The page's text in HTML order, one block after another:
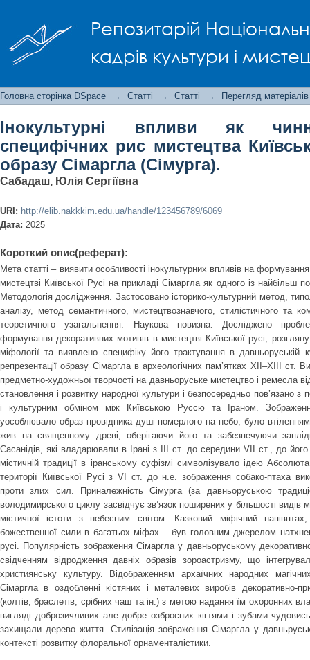
Репозитарій
кадрів культури і
Київської Русі: семантика образу
Головна сторінка DSpace → Статті → Статті → Перегляд матеріалів
Інокультурні впливи як
специфічних рис мистецтва
образу Сімаргла (Сімурга).
Сабадаш, Юлія Сергіївна
URI: http://elib.nakkkim.edu.ua/handle/123456789/6069
Дата: 2025
Короткий опис(реферат):
Мета статті – виявити особливості інокультурних впливів на
мистецтві Київської Русі на прикладі Сімаргла як одного із найбільш
Методологія дослідження. Застосовано історико-культурний метод,
аналізу, метод семантичного, мистецтвознавчого, стилістичного та
теоретичного узагальнення. Наукова новизна. Досліджено
формування декоративних мотивів в мистецтві Київської русі;
міфології та виявлено специфіку його трактування в давньоруській
репрезентації образу Сімаргла в археологічних пам’ятках ХІІ–ХІІІ ст.
предметно-художньої творчості на давньоруське мистецтво і ремесла
становлення і розвитку народної культури і безпосередньо пов’язано з
і культурним обміном між Київською Руссю та Іраном.
уособлювало образ провідника душі померлого на небо, було
жив на священному древі, оберігаючи його та забезпечуючи
Сасанідів, які владарювали в Ірані з ІІІ ст. до середини VII ст., до
містичній традиції в іранському суфізмі символізувало ідею
території Київської Русі з VI cт. до н.е. зображення собако-птаха
проти злих сил. Приналежність Сімурга (за давньоруською
володимирського циклу засвідчує зв’язок поширених у більшості видів
містичної істоти з небесним світом. Казковий міфічний
божественної сили в багатьох міфах – був головним джерелом
русі. Популярність зображення Сімаргла у давньоруському
свідченням відродження давніх образів зороастризму, що
християнську культуру. Відображенням архаїчних народних
Сімаргла в оздобленні кістяних і металевих виробів декоративно-
(колтів, браслетів, срібних чаш та ін.) з метою надання їм охоронних
вигляді доброзичливих але добре озброєних кігтями і зубами
захищали дерево життя. Стилізація зображення Сімаргла у
контексті розвитку флоральної орнаменталістики.